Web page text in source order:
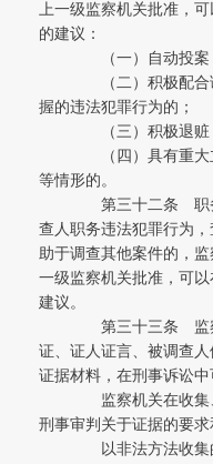
上一级监察机关批准，
的建议：
（一）自动投案
（二）积极配合
握的违法犯罪行为的；
（三）积极退赃
（四）具有重大
等情形的。
第三十二条 职务
查人职务违法犯罪行为
助于调查其他案件的，
一级监察机关批准，可
建议。
第三十三条 监察
证、证人证言、被调查
证据材料，在刑事诉讼中
监察机关在收集
刑事审判关于证据的要求
以非法方法收集